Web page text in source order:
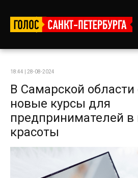
18:44 | 28-08-2024
В Самарской области
новые курсы для
предпринимателей в
красоты